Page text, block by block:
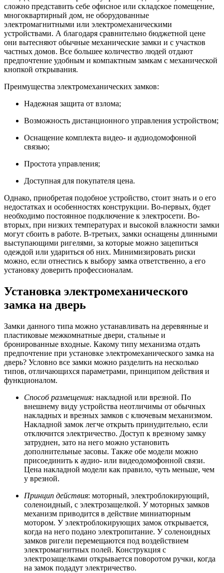
сложно представить себе офисное или складское помещение,
многоквартирный дом, не оборудованные
электромагнитными или электромеханическими
устройствами. А благодаря сравнительно бюджетной цене
они вытесняют обычные механические замки и с участков
частных домов. Все большее количество людей отдают
предпочтение удобным и компактным замкам с механической
кнопкой открывания.
Преимущества электромеханических замков:
Надежная защита от взлома;
Возможность дистанционного управления устройством;
Оснащение комплекта видео- и аудиодомофонной
связью;
Простота управления;
Доступная для покупателя цена.
Однако, приобретая подобное устройство, стоит знать и о его
недостатках и особенностях конструкции. Во-первых, будет
необходимо постоянное подключение к электросети. Во-
вторых, при низких температурах и высокой влажности замки
могут сбоить в работе. В-третьих, замки оснащены длинными
выступающими ригелями, за которые можно зацепиться
одеждой или удариться об них. Минимизировать риски
можно, если отнестись к выбору замка ответственно, а его
установку доверить профессионалам.
Установка электромеханического
замка на дверь
Замки данного типа можно устанавливать на деревянные и
пластиковые межкомнатные двери, стальные и
бронированные входные. Какому типу механизма отдать
предпочтение при установке электромеханического замка на
дверь? Условно все замки можно разделить на несколько
типов, отличающихся параметрами, принципом действия и
функционалом.
Способ размещения: накладной или врезной. По
внешнему виду устройства неотличимы от обычных
накладных и врезных замков с ключевым механизмом.
Накладной замок легче открыть принудительно, если
отключится электричество. Доступ к врезному замку
затруднен, зато на него можно установить
дополнительные засовы. Также обе модели можно
присоединить к аудио- или видеодомофонной связи.
Цена накладной модели как правило, чуть меньше, чем
у врезной.
Принцип действия: моторный, электроблокирующий,
соленоидный, с электрозащелкой. У моторных замков
механизм приводится в действие миниатюрным
мотором. У электроблокирующих замок открывается,
когда на него подано электропитание. У соленоидных
замков ригели перемещаются под воздействием
электромагнитных полей. Конструкция с
электрозащелками открывается поворотом ручки, когда
на замок подадут электричество.